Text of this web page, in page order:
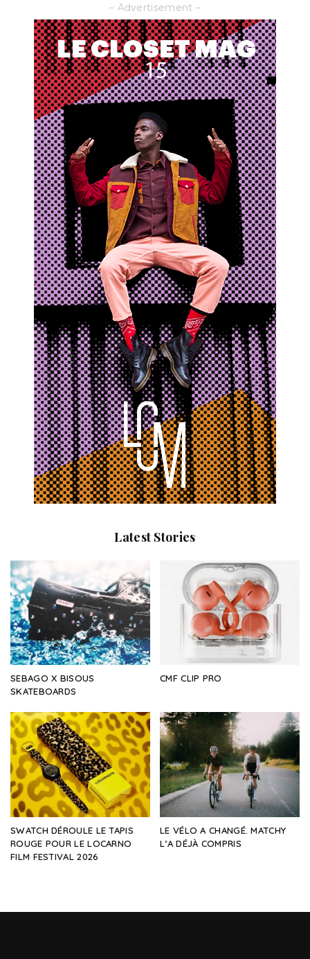
– Advertisement –
Latest Stories
SEBAGO X BISOUS
SKATEBOARDS
CMF CLIP PRO
SWATCH DÉROULE LE TAPIS
ROUGE POUR LE LOCARNO
FILM FESTIVAL 2026
LE VÉLO A CHANGÉ. MATCHY
L’A DÉJÀ COMPRIS